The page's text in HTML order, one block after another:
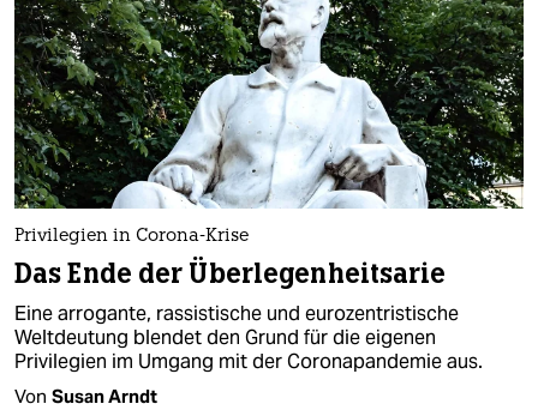
Privilegien in Corona-Krise
Das Ende der Überlegenheitsarie
Eine arrogante, rassistische und eurozentristische
Weltdeutung blendet den Grund für die eigenen
Privilegien im Umgang mit der Coronapandemie aus.
Von Susan Arndt